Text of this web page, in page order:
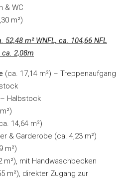
& WC
m²)
52,48 m² WNFL, ca. 104,66 NFL
2,08m
(ca. 17,14 m²) – Treppenaufgang
Halbstock
14,64 m²)
& Garderobe (ca. 4,23 m²)
m²)
m²), mit Handwaschbecken
m²), direkter Zugang zur